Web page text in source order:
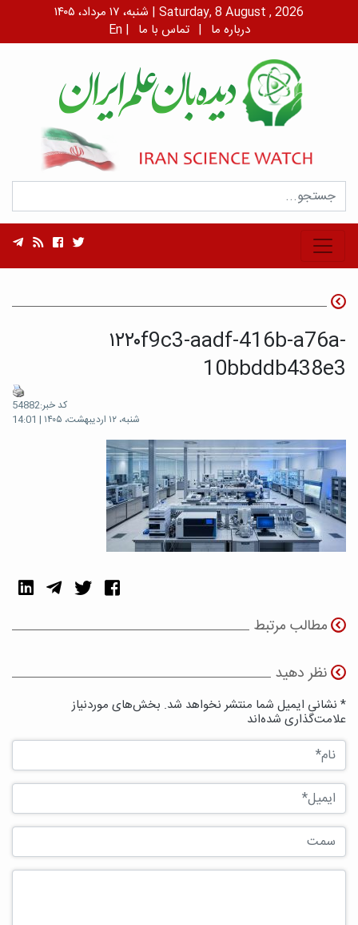
شنبه، ۱۷ مرداد، ۱۴۰۵ | Saturday, 8 August , 2026
En | درباره ما | تماس با ما
۱۲۲۰f9c3-aadf-416b-a76a-
10bbddb438e3
کد خبر:54882
شنبه، ۱۲ اردیبهشت، ۱۴۰۵ | 14:01
مطالب مرتبط
نظر دهید
* نشانی ایمیل شما منتشر نخواهد شد. بخش‌های موردنیاز
علامت‌گذاری شده‌اند